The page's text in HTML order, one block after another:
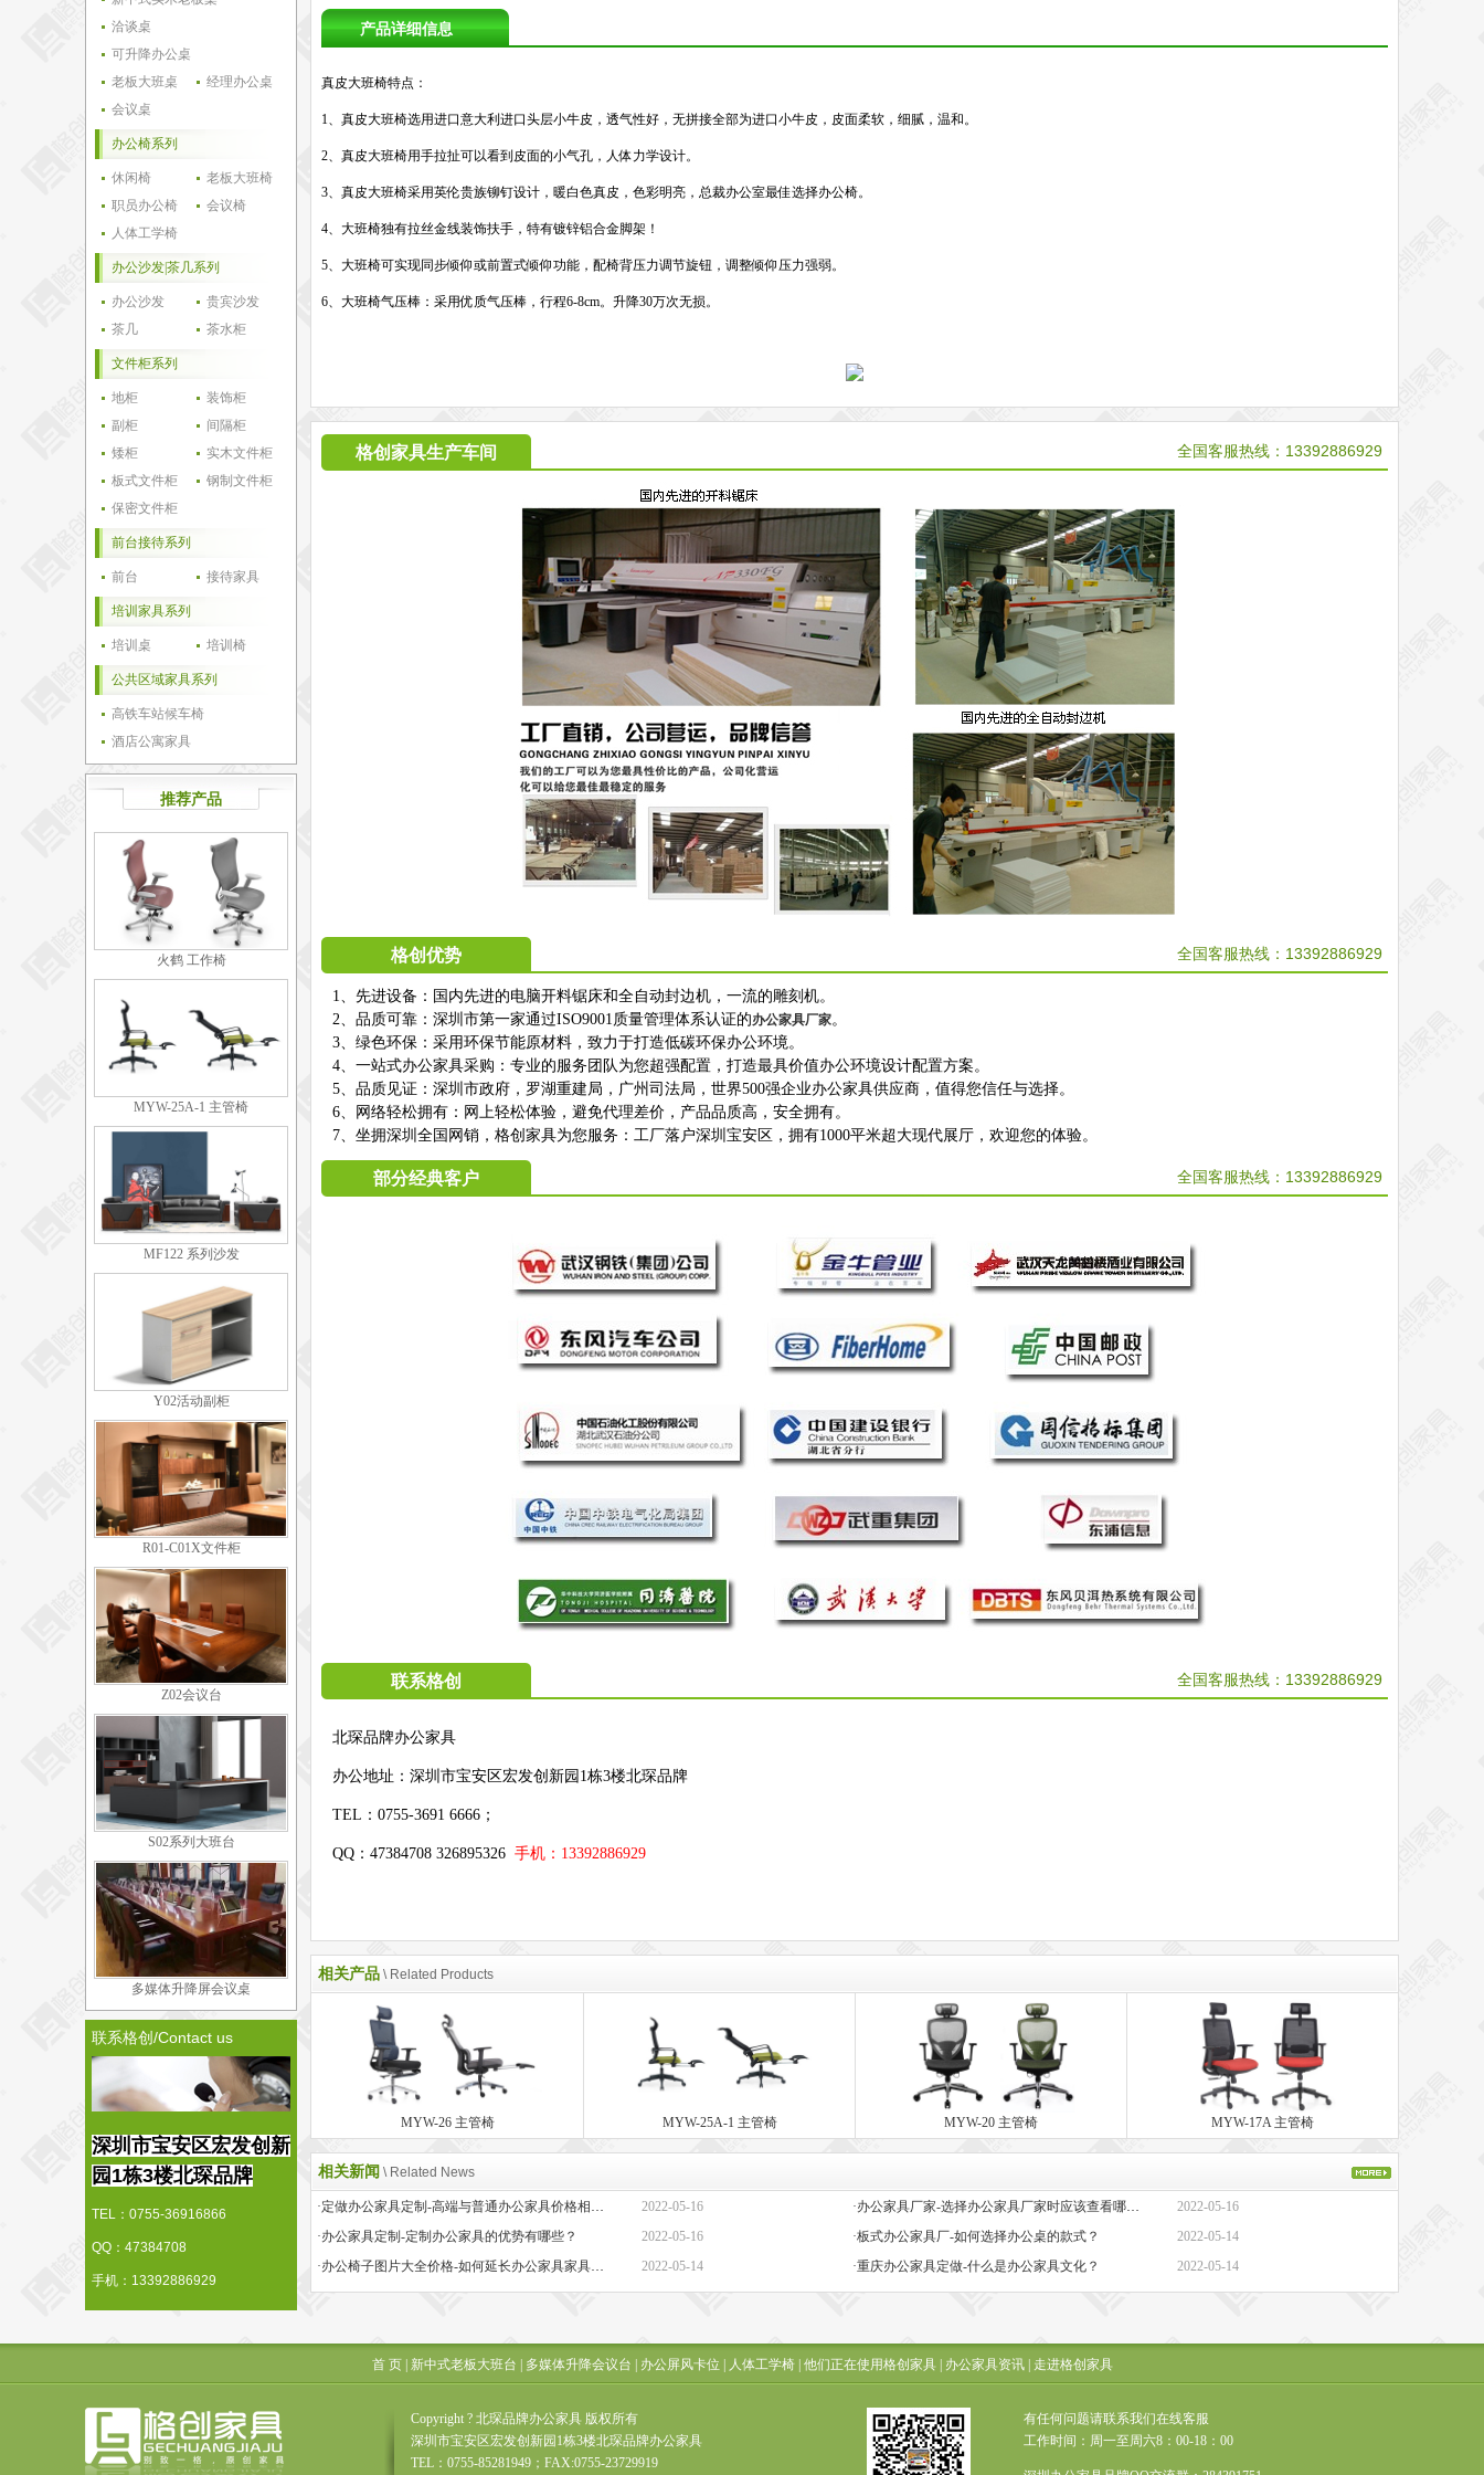
洽谈桌
可升降办公桌
老板大班桌
经理办公桌
会议桌
办公椅系列
休闲椅
老板大班椅
职员办公椅
会议椅
人体工学椅
办公沙发|茶几系列
办公沙发
贵宾沙发
茶几
茶水柜
文件柜系列
地柜
装饰柜
副柜
间隔柜
矮柜
实木文件柜
板式文件柜
钢制文件柜
保密文件柜
前台接待系列
前台 接待家具
培训家具系列
培训桌 培训椅
公共区域家具系列
高铁车站候车椅
酒店公寓家具
推荐产品
火鹤 工作椅
MYW-25A-1 主管椅
MF122 系列沙发
Y02活动副柜
R01-C01X文件柜
Z02会议台
S02系列大班台
多媒体升降屏会议桌
联系格创/Contact us
深圳市宝安区宏发创新
园1栋3楼北琛品牌
TEL：0755-36916866
QQ：47384708
手机：13392886929
产品详细信息
真皮大班椅特点：
1、真皮大班椅选用进口意大利进口头层小牛皮，透气性好，无拼接全部为进口小牛皮，皮面柔软，细腻，温和。
2、真皮大班椅用手拉扯可以看到皮面的小气孔，人体力学设计。
3、真皮大班椅采用英伦贵族铆钉设计，暖白色真皮，色彩明亮，总裁办公室最佳选择办公椅。
4、大班椅独有拉丝金线装饰扶手，特有镀锌铝合金脚架！
5、大班椅可实现同步倾仰或前置式倾仰功能，配椅背压力调节旋钮，调整倾仰压力强弱。
6、大班椅气压棒：采用优质气压棒，行程6-8cm。升降30万次无损。
格创家具生产车间 全国客服热线：13392886929
格创优势 全国客服热线：13392886929
1、先进设备：国内先进的电脑开料锯床和全自动封边机，一流的雕刻机。
2、品质可靠：深圳市第一家通过ISO9001质量管理体系认证的办公家具厂家。
3、绿色环保：采用环保节能原材料，致力于打造低碳环保办公环境。
4、一站式办公家具采购：专业的服务团队为您超强配置，打造最具价值办公环境设计配置方案。
5、品质见证：深圳市政府，罗湖重建局，广州司法局，世界500强企业办公家具供应商，值得您信任与选择。
6、网络轻松拥有：网上轻松体验，避免代理差价，产品品质高，安全拥有。
7、坐拥深圳全国网销，格创家具为您服务：工厂落户深圳宝安区，拥有1000平米超大现代展厅，欢迎您的体验。
部分经典客户 全国客服热线： 13392886929
联系格创 全国客服热线： 13392886929
北琛品牌办公家具
办公地址： 深圳市宝安区宏发创新园1栋3楼北琛品牌
TEL：0755-3691 6666；
QQ：47384708 326895326 手机：13392886929
相关产品 \ Related Products
MYW-26 主管椅 MYW-25A-1 主管椅 MYW-20 主管椅 MYW-17A 主管椅
相关新闻 \ Related News
·定做办公家具定制-高端与普通办公家具价格相差巨大的原因是什么？ 2022-05-16 ·办公家具厂家-选择办公家具厂家时应该查看哪些方面？
2022-05-16
·办公家具定制-定制办公家具的优势有哪些？
2022-05-16 ·板式办公家具厂-如何选择办公桌的款式？
2022-05-14
·办公椅子图片大全价格-如何延长办公家具家具的保质期？
2022-05-14 ·重庆办公家具定做-什么是办公家具文化？ 2022-05-14
首 页| 新中式老板大班台 多媒体升降会议台 办公屏风卡位 人体工学椅| 他们正在使用格创家具| 办公家具资讯| 走进格创家具
Copyright ? 北琛品牌办公家具 版权所有
深圳市宝安区宏发创新园1栋3楼北琛品牌办公家具
TEL：0755-85281949；FAX:0755-23729919
有任何问题请联系我们在线客服
工作时间：周一至周六8：00-18：00